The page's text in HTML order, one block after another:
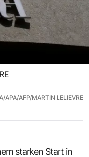
APA/AFP/MARTIN LELIEVRE
starken Start in